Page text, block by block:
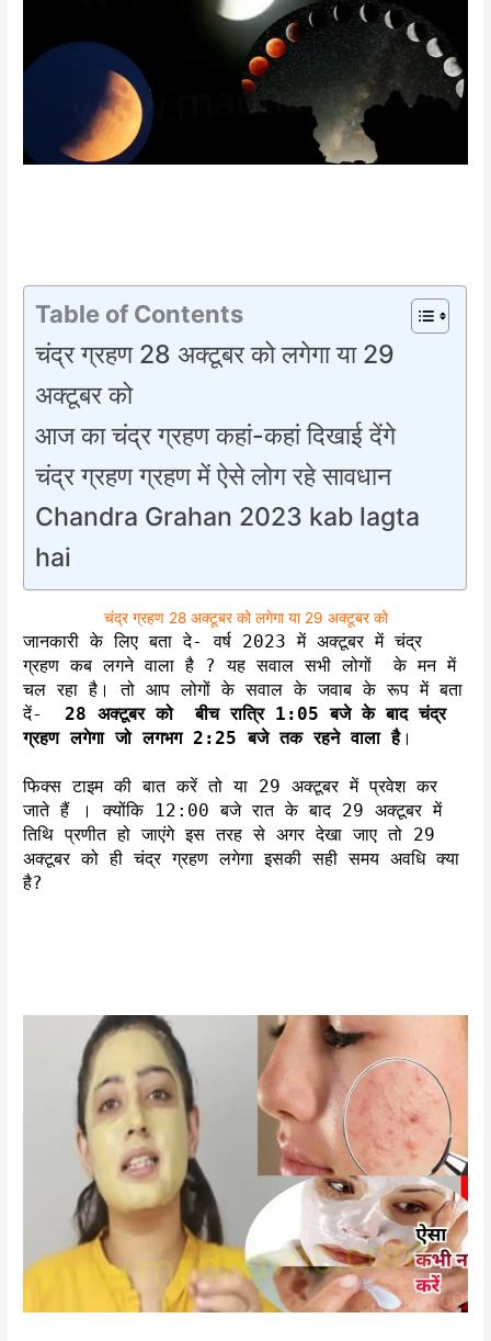
Table of Contents
चंद्र ग्रहण 28 अक्टूबर को लगेगा या 29
अक्टूबर को
आज का चंद्र ग्रहण कहां-कहां दिखाई देंगे
चंद्र ग्रहण ग्रहण में ऐसे लोग रहे सावधान
Chandra Grahan 2023 kab lagta
hai
चंद्र ग्रहण 28 अक्टूबर को लगेगा या 29 अक्टूबर को
जानकारी के लिए बता दे- वर्ष 2023 में अक्टूबर में चंद्र
ग्रहण कब लगने वाला है ? यह सवाल सभी लोगों के मन में
चल रहा है। तो आप लोगों के सवाल के जवाब के रूप में बता
दें- 28 अक्टूबर को बीच रात्रि 1:05 बजे के बाद चंद्र
ग्रहण लगेगा जो लगभग 2:25 बजे तक रहने वाला है।
फिक्स टाइम की बात करें तो या 29 अक्टूबर में प्रवेश कर
जाते हैं । क्योंकि 12:00 बजे रात के बाद 29 अक्टूबर में
तिथि प्रणीत हो जाएंगे इस तरह से अगर देखा जाए तो 29
अक्टूबर को ही चंद्र ग्रहण लगेगा इसकी सही समय अवधि क्या
है?